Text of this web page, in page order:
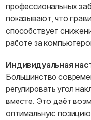
профессиональных
показывают, что
способствует
работе за
Индивидуальная
Большинство
регулировать угол
вместе. Это даёт
оптимальную